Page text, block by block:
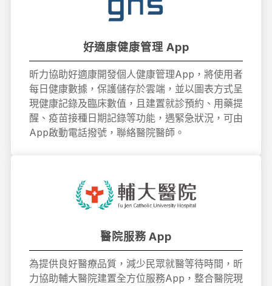
好適康健康管理 App
昕力協助好適康開發個人健康管理App，將使用者
每日健康數據，保護儲存於雲端，並以圖表方式呈
現健康記錄及臨床數值，且建置就診預約、用藥提
醒、疫苗接種日期記錄等功能，遇緊急狀況，可由
App啟動電話撥號，聯絡醫院醫師。
醫院服務 App
為提供良好醫療品質，減少民眾就醫等待時間，昕
力協助輔大醫院建置全方位服務App，整合醫院現